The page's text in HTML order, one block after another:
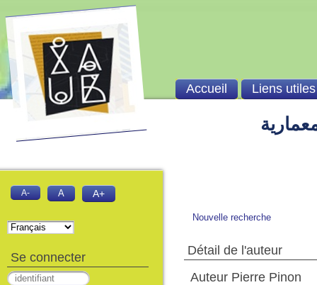
Nouvelle recherche
Détail de l'auteur
Auteur Pierre Pinon
Accueil Liens utiles
A- A A+
Se connecter